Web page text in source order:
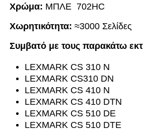
Χρώμα: ΜΠΛΕ 702HC
Χωρητικότητα: ≈3000 Σελίδες
Συμβατό με τους παρακάτω
LEXMARK CS 310 N
LEXMARK CS310 DN
LEXMARK CS 410 N
LEXMARK CS 410 DTN
LEXMARK CS 510 DE
LEXMARK CS 510 DTE